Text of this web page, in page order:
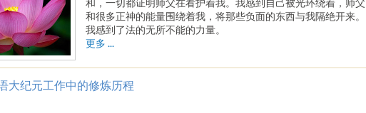
和很多正神的能量围绕着我，将那些负面的东西与我隔绝开来。
我感到了法的无所不能的力量。
更多 ...
大纪元工作中的修炼历程